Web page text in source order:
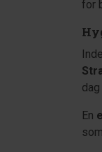
for
En